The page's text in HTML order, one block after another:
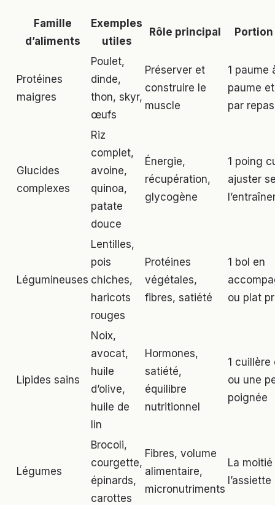
Famille
d’aliments
Exemples
utiles
Rôle principal
Protéines
maigres
Poulet,
dinde,
thon, skyr,
œufs
Préserver et
construire le
muscle
1 paume
paume
par repas
Glucides
complexes
Riz
complet,
avoine,
quinoa,
patate
douce
Énergie,
récupération,
glycogène
1 poing
ajuster
Légumineuses
Lentilles,
pois
chiches,
haricots
rouges
Protéines
végétales,
fibres, satiété
1 bol en
ou plat
Lipides sains
Noix,
avocat,
huile
d’olive,
huile de
lin
Hormones,
satiété,
équilibre
nutritionnel
1 cuillère
ou une
poignée
Légumes
Brocoli,
courgette,
épinards,
carottes
Fibres, volume
alimentaire,
micronutriments
La moitié
l’assiette